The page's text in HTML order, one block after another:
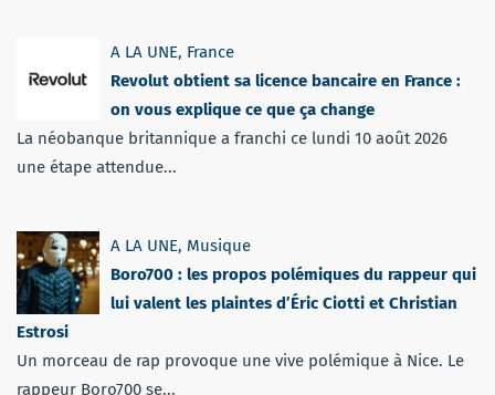
A LA UNE, France
Revolut obtient sa licence bancaire en France :
on vous explique ce que ça change
La néobanque britannique a franchi ce lundi 10 août 2026
une étape attendue...
A LA UNE, Musique
Boro700 : les propos polémiques du rappeur qui
lui valent les plaintes d’Éric Ciotti et Christian
Estrosi
Un morceau de rap provoque une vive polémique à Nice. Le
rappeur Boro700 se...